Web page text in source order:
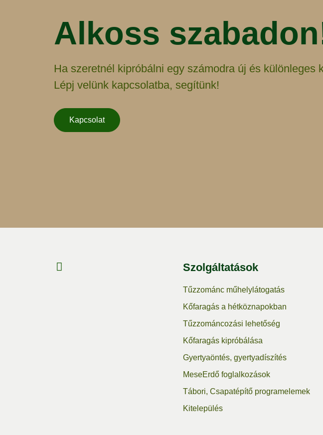
Alkoss
Ha szeretnél kipróbálni egy számodra új és
Lépj velünk kapcsolatba, segítünk!
Kapcsolat
Szolgáltatások
Tűzzománc műhelylátogatás
Kőfaragás a hétköznapokban
Tűzzománcozási lehetőség
Kőfaragás kipróbálása
Gyertyaöntés, gyertyadíszítés
MeseErdő foglalkozások
Tábori, Csapatépítő programelemek
Kitelepülés